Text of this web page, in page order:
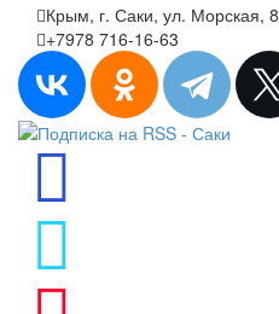
Крым, г. Саки, ул. Морская, 8
+7978 716-16-63